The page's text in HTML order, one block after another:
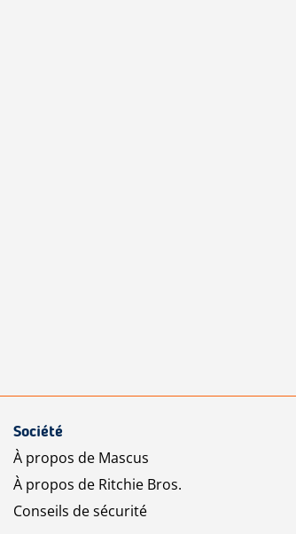
Société
À propos de Mascus
À propos de Ritchie Bros.
Conseils de sécurité